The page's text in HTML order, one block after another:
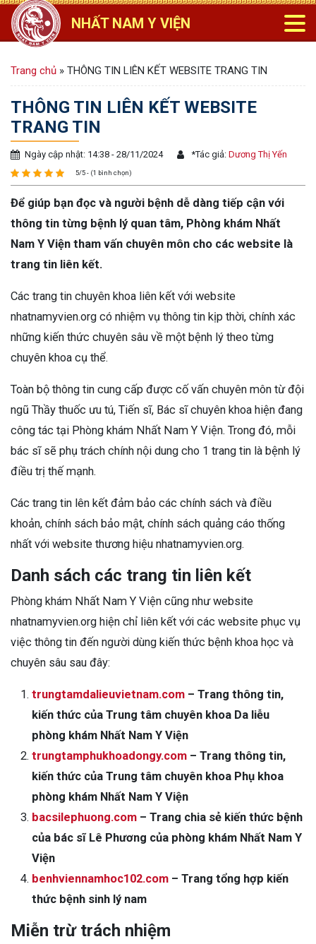
NHẤT NAM Y VIỆN
Trang chủ » THÔNG TIN LIÊN KẾT WEBSITE TRANG TIN
THÔNG TIN LIÊN KẾT WEBSITE
TRANG TIN
Ngày cập nhật: 14:38 - 28/11/2024 *Tác giả: Dương Thị Yến
5/5 - (1 bình chọn)
Để giúp bạn đọc và người bệnh dễ dàng tiếp cận với
thông tin từng bệnh lý quan tâm, Phòng khám Nhất
Nam Y Viện tham vấn chuyên môn cho các website là
trang tin liên kết.
Các trang tin chuyên khoa liên kết với website
nhatnamyvien.org có nhiệm vụ thông tin kịp thời, chính xác
những kiến thức chuyên sâu về một bệnh lý theo từng
chuyên khoa cụ thể.
Toàn bộ thông tin cung cấp được cố vấn chuyên môn từ đội
ngũ Thầy thuốc ưu tú, Tiến sĩ, Bác sĩ chuyên khoa hiện đang
công tác tại Phòng khám Nhất Nam Y Viện. Trong đó, mỗi
bác sĩ sẽ phụ trách chính nội dung cho 1 trang tin là bệnh lý
điều trị thế mạnh.
Các trang tin lên kết đảm bảo các chính sách và điều
khoản, chính sách bảo mật, chính sách quảng cáo thống
nhất với website thương hiệu nhatnamyvien.org.
Danh sách các trang tin liên kết
Phòng khám Nhất Nam Y Viện cũng như website
nhatnamyvien.org hiện chỉ liên kết với các website phục vụ
việc thông tin đến người dùng kiến thức bệnh khoa học và
chuyên sâu sau đây:
trungtamdalieuvietnam.com – Trang thông tin,
kiến thức của Trung tâm chuyên khoa Da liễu
phòng khám Nhất Nam Y Viện
trungtamphukhoadongy.com – Trang thông tin,
kiến thức của Trung tâm chuyên khoa Phụ khoa
phòng khám Nhất Nam Y Viện
bacsilephuong.com – Trang chia sẻ kiến thức bệnh
của bác sĩ Lê Phương của phòng khám Nhất Nam Y
Viện
benhviennamhoc102.com – Trang tổng hợp kiến
thức bệnh sinh lý nam
Miễn trừ trách nhiệm